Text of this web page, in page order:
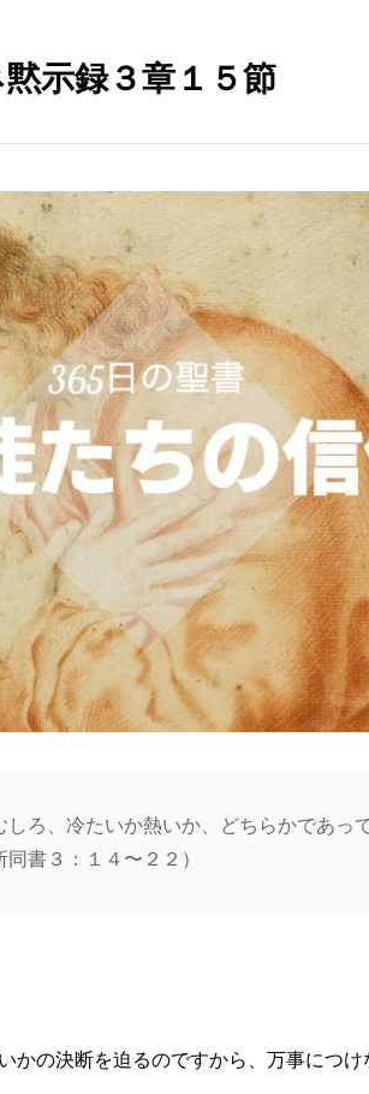
示録３章１５節
ろ、冷たいか熱いか、どちらかであっ
書３：１４〜２２）
かの決断を迫るのですから、万事につ